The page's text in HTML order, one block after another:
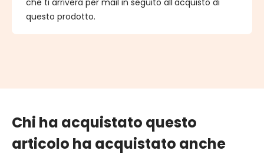
che ti arriverà per mail in seguito all'acquisto di
questo prodotto.
Chi ha acquistato questo
articolo ha acquistato anche